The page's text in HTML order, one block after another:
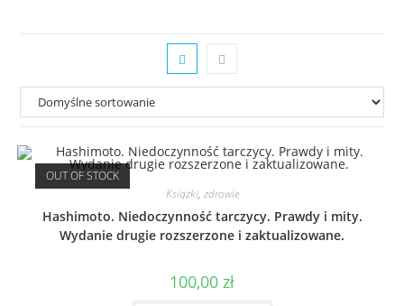
OUT OF STOCK
Książki, zdrowie
Hashimoto. Niedoczynność tarczycy. Prawdy i mity.
Wydanie drugie rozszerzone i zaktualizowane.
100,00 zł